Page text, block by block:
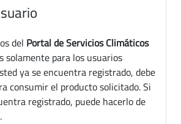
del Portal de Servicios Climáticos
solamente para los usuarios
ya se encuentra registrado, debe
consumir el producto solicitado. Si
registrado, puede hacerlo de